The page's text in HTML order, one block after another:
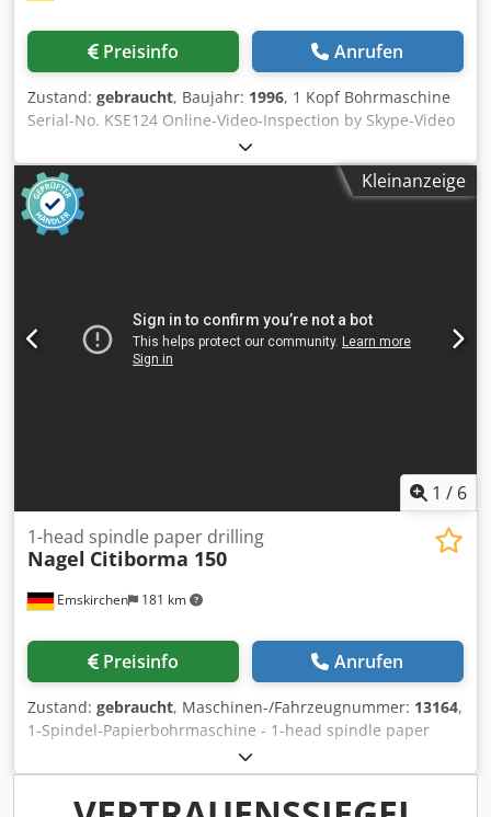
Preisinfo Anrufen
Zustand: gebraucht, Baujahr: 1996, 1 Kopf Bohrmaschine
Serial-No. KSE124 Online-Video-Inspection by Skype-Video
We would be very pleased with your visit - more machines
on Stock Dksdetzc Hmspfx Ab Djr Available Immediately -
Can be inspect On Stock Emskirchen / Nürnberg - Can be
test
Kleinanzeige
1 / 6
Emskirchen 181 km
1-head spindle paper drilling
Nagel Citiborma 150
Preisinfo Anrufen
Zustand: gebraucht, Maschinen-/Fahrzeugnummer: 13164,
1-Spindel-Papierbohrmaschine - 1-head spindle paper
drilling Nagel Citiborma 150Serial-No. 7404 Online-Video-
Inspection by Skype-Video We would be very pleased with
your visit - more machines on Stock Available Immediately